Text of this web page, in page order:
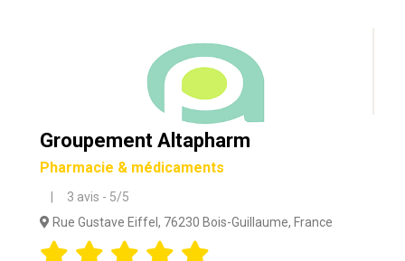
Groupement Altapharm
Pharmacie & médicaments
| 3 avis - 5/5
Rue Gustave Eiffel, 76230 Bois-Guillaume, France